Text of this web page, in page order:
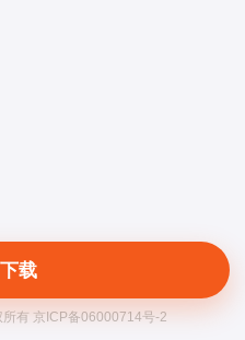
载
有 京ICP备06000714号-2